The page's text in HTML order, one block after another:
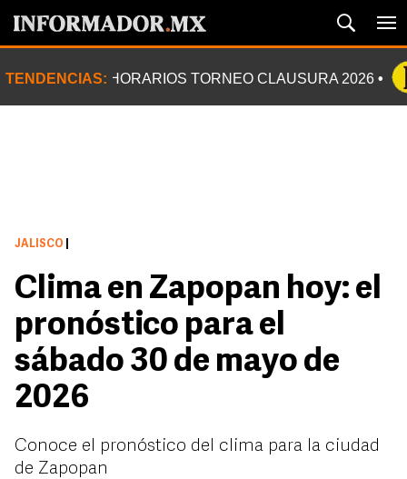
TENDENCIAS: HORARIOS TORNEO CLAUSURA 2026
JALISCO
Clima en Zapopan hoy: el
pronóstico para el
sábado 30 de mayo de
2026
Conoce el pronóstico del clima para la ciudad
de Zapopan